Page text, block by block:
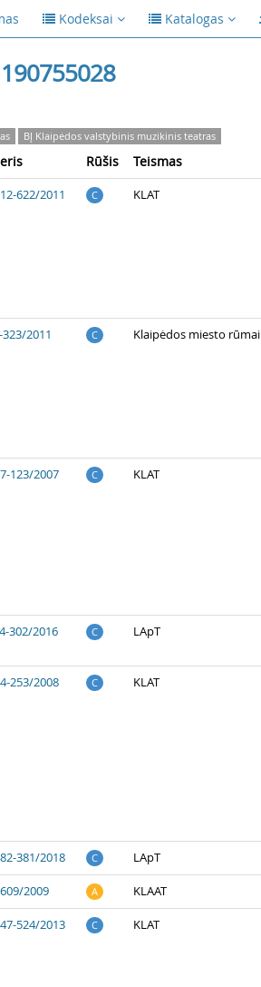
Kodeksai Katalogas
190755028
BĮ Klaipėdos valstybinis muzikinis teatras
Rūšis Teismas
622/2011 C KLAT
323/2011 C Klaipėdos miesto rūmai
123/2007 C KLAT
302/2016 C LApT
253/2008 C KLAT
381/2018 C LApT
2009 A KLAAT
524/2013 C KLAT